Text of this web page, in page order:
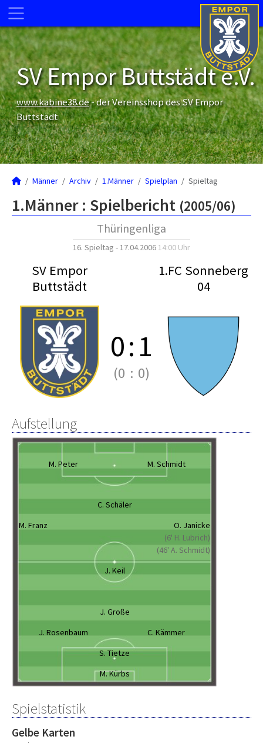
SV Empor Buttstädt e.V.
www.kabine38.de- der Vereinsshop des SV Empor
Buttstädt
Männer Archiv 1.Männer Spielplan Spieltag
1.Männer : Spielbericht (2005/06)
Thüringenliga
16. Spieltag - 17.04.2006 14:00 Uhr
SV Empor
Buttstädt
1.FC Sonneberg
04
0:1
(0 : 0)
Aufstellung
M. Peter M. Schmidt
C. Schäler
M. Franz
O. Janicke
(6' H. Lubrich)
(46' A. Schmidt)
J. Keil
J. Große
J. Rosenbaum
C. Kämmer
S. Tietze
M. Kürbs
Spielstatistik
Gelbe Karten